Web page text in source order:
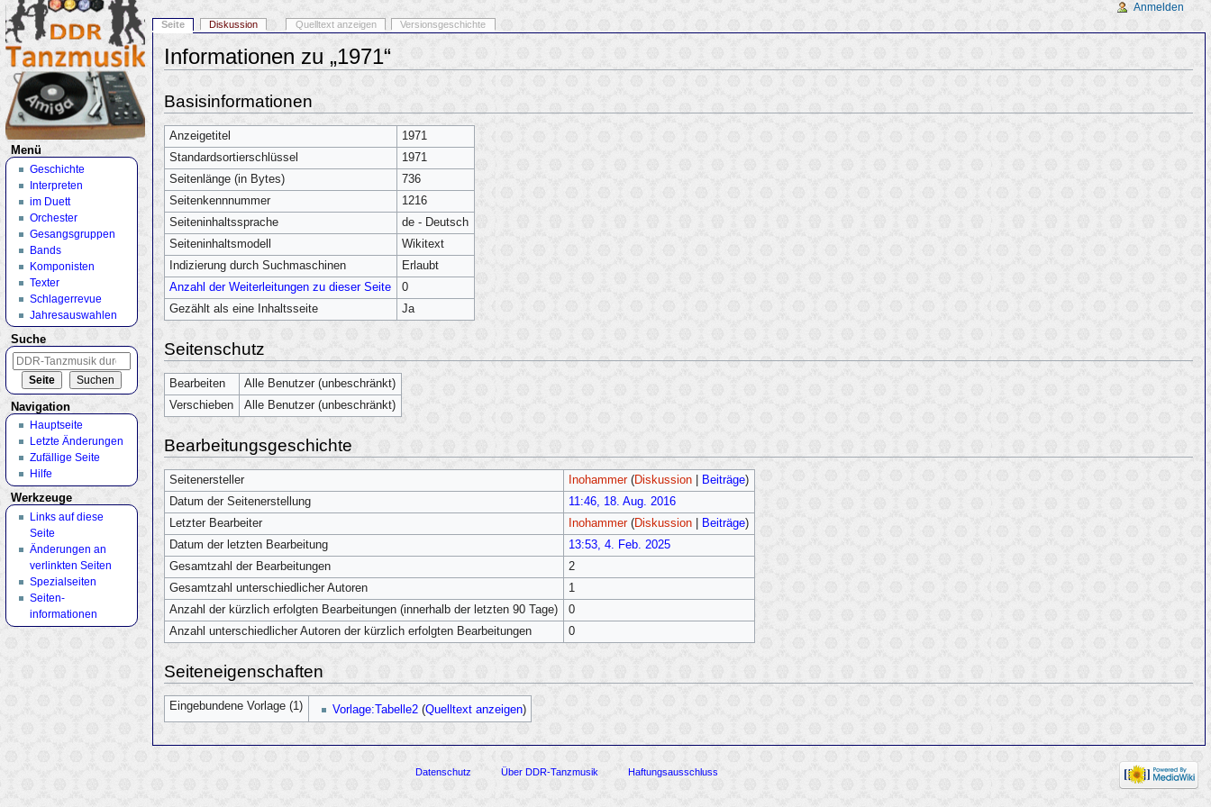
Informationen zu „1971“
Basisinformationen
Anzeigetitel
1971
Standardsortierschlüssel
1971
Seitenlänge (in Bytes)
736
Seitenkennnummer
1216
Seiteninhaltssprache
de - Deutsch
Seiteninhaltsmodell
Wikitext
Indizierung durch Suchmaschinen
Erlaubt
Anzahl der Weiterleitungen zu dieser Seite
0
Gezählt als eine Inhaltsseite
Ja
Seitenschutz
Bearbeiten
Alle Benutzer (unbeschränkt)
Verschieben
Alle Benutzer (unbeschränkt)
Bearbeitungsgeschichte
Seitenersteller Inohammer (Diskussion Beiträge)
Datum der Seitenerstellung
11:46, 18. Aug. 2016
Letzter Bearbeiter
Inohammer (Diskussion Beiträge)
Datum der letzten Bearbeitung
13:53, 4. Feb. 2025
Gesamtzahl der Bearbeitungen
2
Gesamtzahl unterschiedlicher Autoren
1
Anzahl der kürzlich erfolgten Bearbeitungen (innerhalb der letzten 90 Tage)
0
Anzahl unterschiedlicher Autoren der kürzlich erfolgten Bearbeitungen
0
Seiteneigenschaften
Eingebundene Vorlage (1) Vorlage:Tabelle2(Quelltext anzeigen)
Seite Diskussion Quelltext anzeigen Versionsgeschichte
Anmelden
Menü
Geschichte
Interpreten
im Duett
Orchester
Gesangsgruppen
Bands
Komponisten
Texter
Schlagerrevue
Jahresauswahlen
Suche
Navigation
Hauptseite
Letzte Änderungen
Zufällige Seite
Hilfe
Werkzeuge
Links auf diese
Seite
Änderungen an
verlinkten Seiten
Spezialseiten
Seiten­
informationen
Datenschutz Über DDR-Tanzmusik Haftungsausschluss